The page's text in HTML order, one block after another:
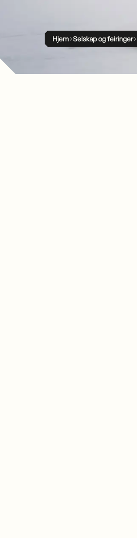
Hjem Selskap og feiringer